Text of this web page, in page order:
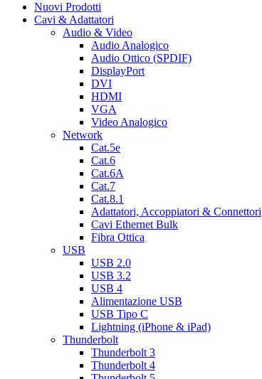
Nuovi Prodotti
Cavi & Adattatori
Audio & Video
Audio Analogico
Audio Ottico (SPDIF)
DisplayPort
DVI
HDMI
VGA
Video Analogico
Network
Cat.5e
Cat.6
Cat.6A
Cat.7
Cat.8.1
Adattatori, Accoppiatori & Connettori
Cavi Ethernet Bulk
Fibra Ottica
USB
USB 2.0
USB 3.2
USB 4
Alimentazione USB
USB Tipo C
Lightning (iPhone & iPad)
Thunderbolt
Thunderbolt 3
Thunderbolt 4